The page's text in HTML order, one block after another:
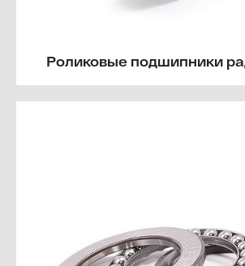
Роликовые подшипники